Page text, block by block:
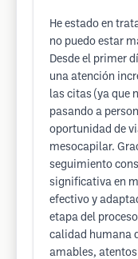
He estado en
no puedo estar
Desde el primer
una atención
las citas (ya que
pasando a
oportunidad de
mesocapilar.
seguimiento
significativa en
efectivo y
etapa del
calidad humana
amables,